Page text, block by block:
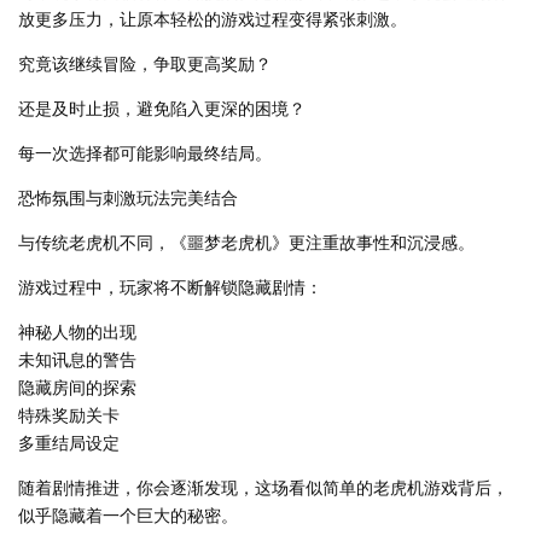
放更多压力，让原本轻松的游戏过程变得紧张刺激。
究竟该继续冒险，争取更高奖励？
还是及时止损，避免陷入更深的困境？
每一次选择都可能影响最终结局。
恐怖氛围与刺激玩法完美结合
与传统老虎机不同，《噩梦老虎机》更注重故事性和沉浸感。
游戏过程中，玩家将不断解锁隐藏剧情：
神秘人物的出现
未知讯息的警告
隐藏房间的探索
特殊奖励关卡
多重结局设定
随着剧情推进，你会逐渐发现，这场看似简单的老虎机游戏背后，
似乎隐藏着一个巨大的秘密。